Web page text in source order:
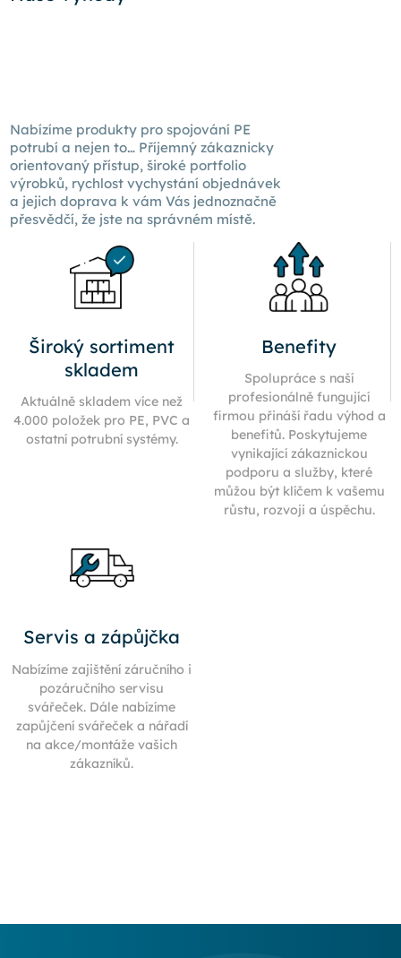
Nabízíme produkty pro spojování PE
potrubí a nejen to… Příjemný zákaznicky
orientovaný přístup, široké portfolio
výrobků, rychlost vychystání objednávek
a jejich doprava kvám Vás jednoznačně
přesvědčí, že jste na správném místě.
Široký sortiment
skladem
Aktuálně skladem více než
4.000 položek pro PE, PVC a
ostatní potrubní systémy.
Benefity
Spolupráce s naší
profesionálně fungující
firmou přináší řadu výhod a
benefitů. Poskytujeme
vynikající zákaznickou
podporu a služby, které
můžou být klíčem k vašemu
růstu, rozvoji a úspěchu.
Servis a zápůjčka
Nabízíme zajištění záručního i
pozáručního servisu
svářeček. Dále nabízíme
zapůjčení svářeček a nářadí
na akce/montáže vašich
zákazníků.